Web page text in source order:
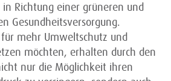
in Richtung einer grüneren und
Gesundheitsversorgung.
mehr Umweltschutz und
möchten, erhalten durch den
nur die Möglichkeit ihren